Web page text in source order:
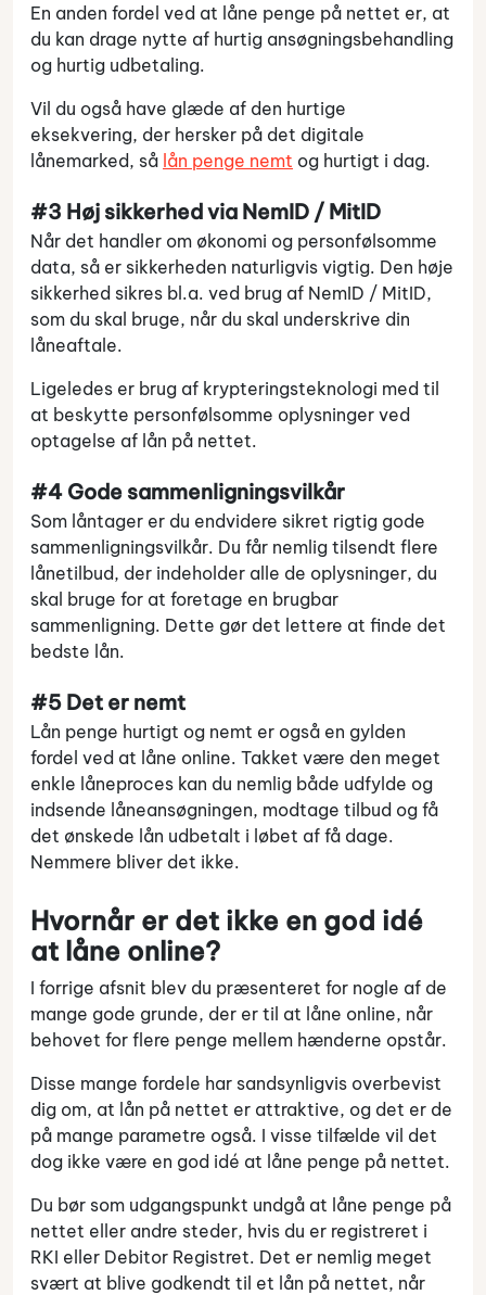
En anden fordel ved at låne penge på nettet er, at
du kan drage nytte af hurtig ansøgningsbehandling
og hurtig udbetaling.
Vil du også have glæde af den hurtige
eksekvering, der hersker på det digitale
lånemarked, så lån penge nemt og hurtigt i dag.
#3 Høj sikkerhed via NemID / MitID
Når det handler om økonomi og personfølsomme
data, så er sikkerheden naturligvis vigtig. Den høje
sikkerhed sikres bl.a. ved brug af NemID / MitID,
som du skal bruge, når du skal underskrive din
låneaftale.
Ligeledes er brug af krypteringsteknologi med til
at beskytte personfølsomme oplysninger ved
optagelse af lån på nettet.
#4 Gode sammenligningsvilkår
Som låntager er du endvidere sikret rigtig gode
sammenligningsvilkår. Du får nemlig tilsendt flere
lånetilbud, der indeholder alle de oplysninger, du
skal bruge for at foretage en brugbar
sammenligning. Dette gør det lettere at finde det
bedste lån.
#5 Det er nemt
Lån penge hurtigt og nemt er også en gylden
fordel ved at låne online. Takket være den meget
enkle låneproces kan du nemlig både udfylde og
indsende låneansøgningen, modtage tilbud og få
det ønskede lån udbetalt i løbet af få dage.
Nemmere bliver det ikke.
Hvornår er det ikke en god idé
at låne online?
I forrige afsnit blev du præsenteret for nogle af de
mange gode grunde, der er til at låne online, når
behovet for flere penge mellem hænderne opstår.
Disse mange fordele har sandsynligvis overbevist
dig om, at lån på nettet er attraktive, og det er de
på mange parametre også. I visse tilfælde vil det
dog ikke være en god idé at låne penge på nettet.
Du bør som udgangspunkt undgå at låne penge på
nettet eller andre steder, hvis du er registreret i
RKI eller Debitor Registret. Det er nemlig meget
svært at blive godkendt til et lån på nettet, når